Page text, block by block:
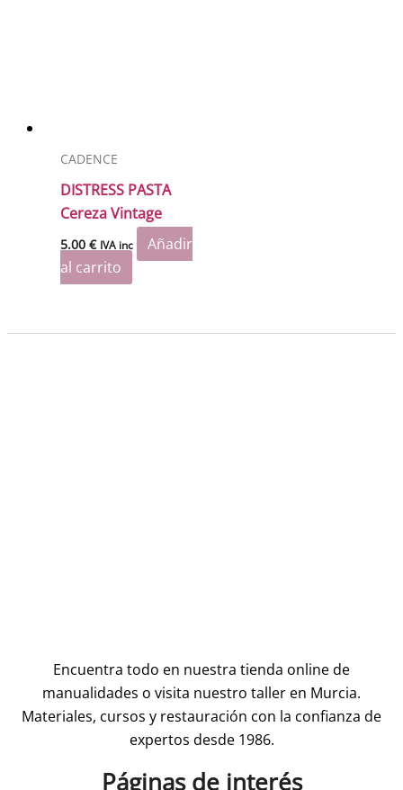
CADENCE
DISTRESS PASTA
Cereza Vintage
5.00€ IVA inc
Añadir
al carrito
Encuentra todo en nuestra tienda online de
manualidades o visita nuestro taller en Murcia.
Materiales, cursos y restauración con la confianza de
expertos desde 1986.
Páginas de interés